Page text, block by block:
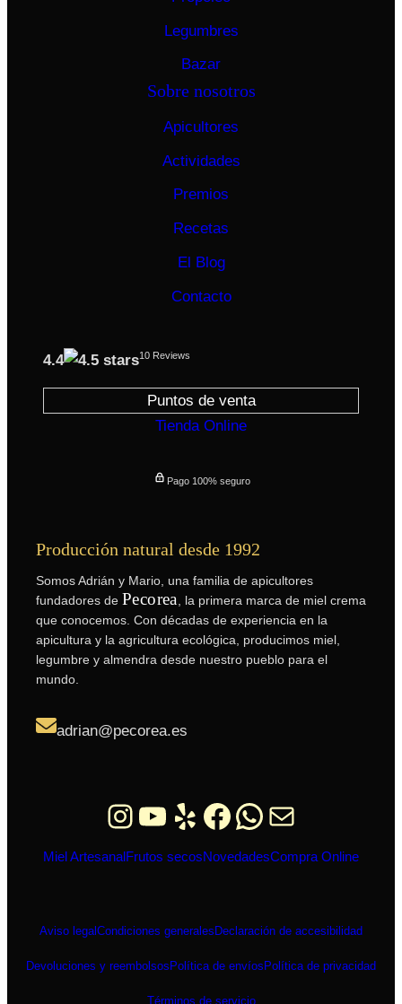
Legumbres
Bazar
Sobre nosotros
Apicultores
Actividades
Premios
Recetas
El Blog
Contacto
4.4 10 Reviews
Puntos de venta
Tienda Online
Pago 100% seguro
Producción natural desde 1992
Somos Adrián y Mario, una familia de apicultores
fundadores de Pecorea, la primera marca de miel crema
que conocemos. Con décadas de experiencia en la
apicultura y la agricultura ecológica, producimos miel,
legumbre y almendra desde nuestro pueblo para el
mundo.
adrian@pecorea.es
Instagram
YouTube
YelpFacebook
WhatsApp
Correo
Miel ArtesanalFrutos secosNovedadesCompra Online
Aviso legalCondiciones generales Declaración de accesibilidad
Devoluciones y reembolsos Política de envíos Política de privacidad
Términos de servicio